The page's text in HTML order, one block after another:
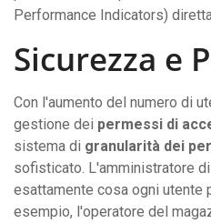
Performance Indicators)
Sicurezza e
Con l'aumento del numero di
gestione dei permessi di
sistema di granularità dei
sofisticato. L'amministratore
esattamente cosa ogni utente
esempio, l'operatore del